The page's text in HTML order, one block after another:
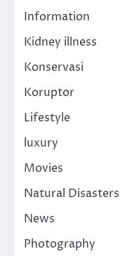
Information
Kidney illness
Konservasi
Koruptor
Lifestyle
luxury
Movies
Natural Disasters
News
Photography